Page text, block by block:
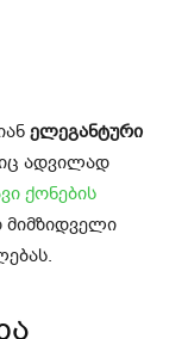
ელეგანტური
ადვილად
ქონების
მიმზიდველი